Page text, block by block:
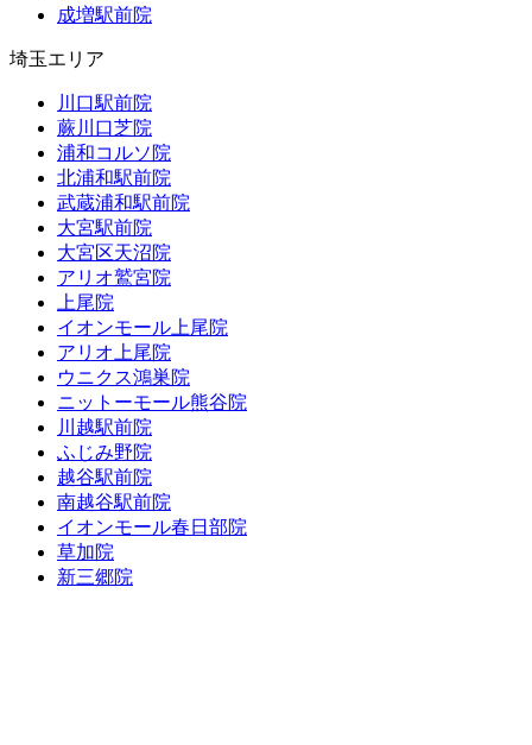
成増駅前院
埼玉エリア
川口駅前院
蕨川口芝院
浦和コルソ院
北浦和駅前院
武蔵浦和駅前院
大宮駅前院
大宮区天沼院
アリオ鷲宮院
上尾院
イオンモール上尾院
アリオ上尾院
ウニクス鴻巣院
ニットーモール熊谷院
川越駅前院
ふじみ野院
越谷駅前院
南越谷駅前院
イオンモール春日部院
草加院
新三郷院